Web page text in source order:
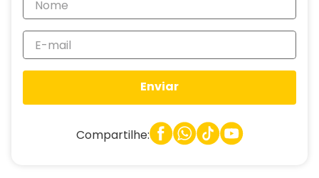
Enviar
Compartilhe: